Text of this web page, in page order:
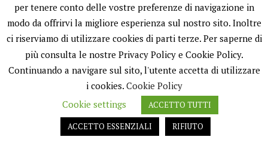
EASYNEWS24 È UN PORTALE GESTITO DA FRANCESCO TV - PARTITA IVA
08792490727 - TESTATA GIORNALISTICA REGISTRATA PRESSO IL TRIBUNALE
DI TRANI RG N.256/2018 MOD.21/12/2023. TUTTI I DIRITTI RISERVATI.
per tenere conto delle vostre preferenze di navigazione in
modo da offrirvi la migliore esperienza sul nostro sito. Inoltre
ci riserviamo di utilizzare cookies di parti terze. Per saperne di
più consulta le nostre Privacy Policy e Cookie Policy.
Continuando a navigare sul sito, l'utente accetta di utilizzare
i cookies. Cookie Policy
Cookie settings
ACCETTO TUTTI
ACCETTO ESSENZIALI
RIFIUTO